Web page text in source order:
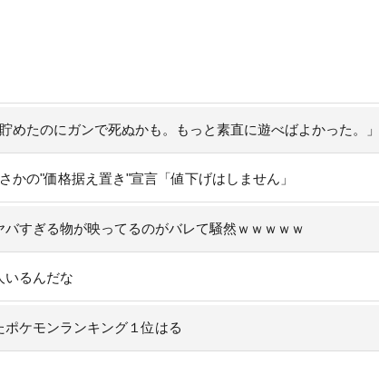
めたのにガンで死ぬかも。もっと素直に遊べばよかった。」
かの"価格据え置き"宣言「値下げはしません」
すぎる物が映ってるのがバレて騒然ｗｗｗｗｗ
いるんだな
ケモンランキング１位はる